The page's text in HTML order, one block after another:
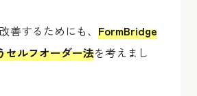
善するためにも、 FormBridge
セルフオーダー法を考えまし